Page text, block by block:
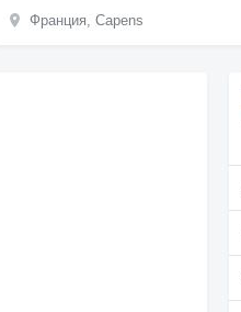
Франция, Capens